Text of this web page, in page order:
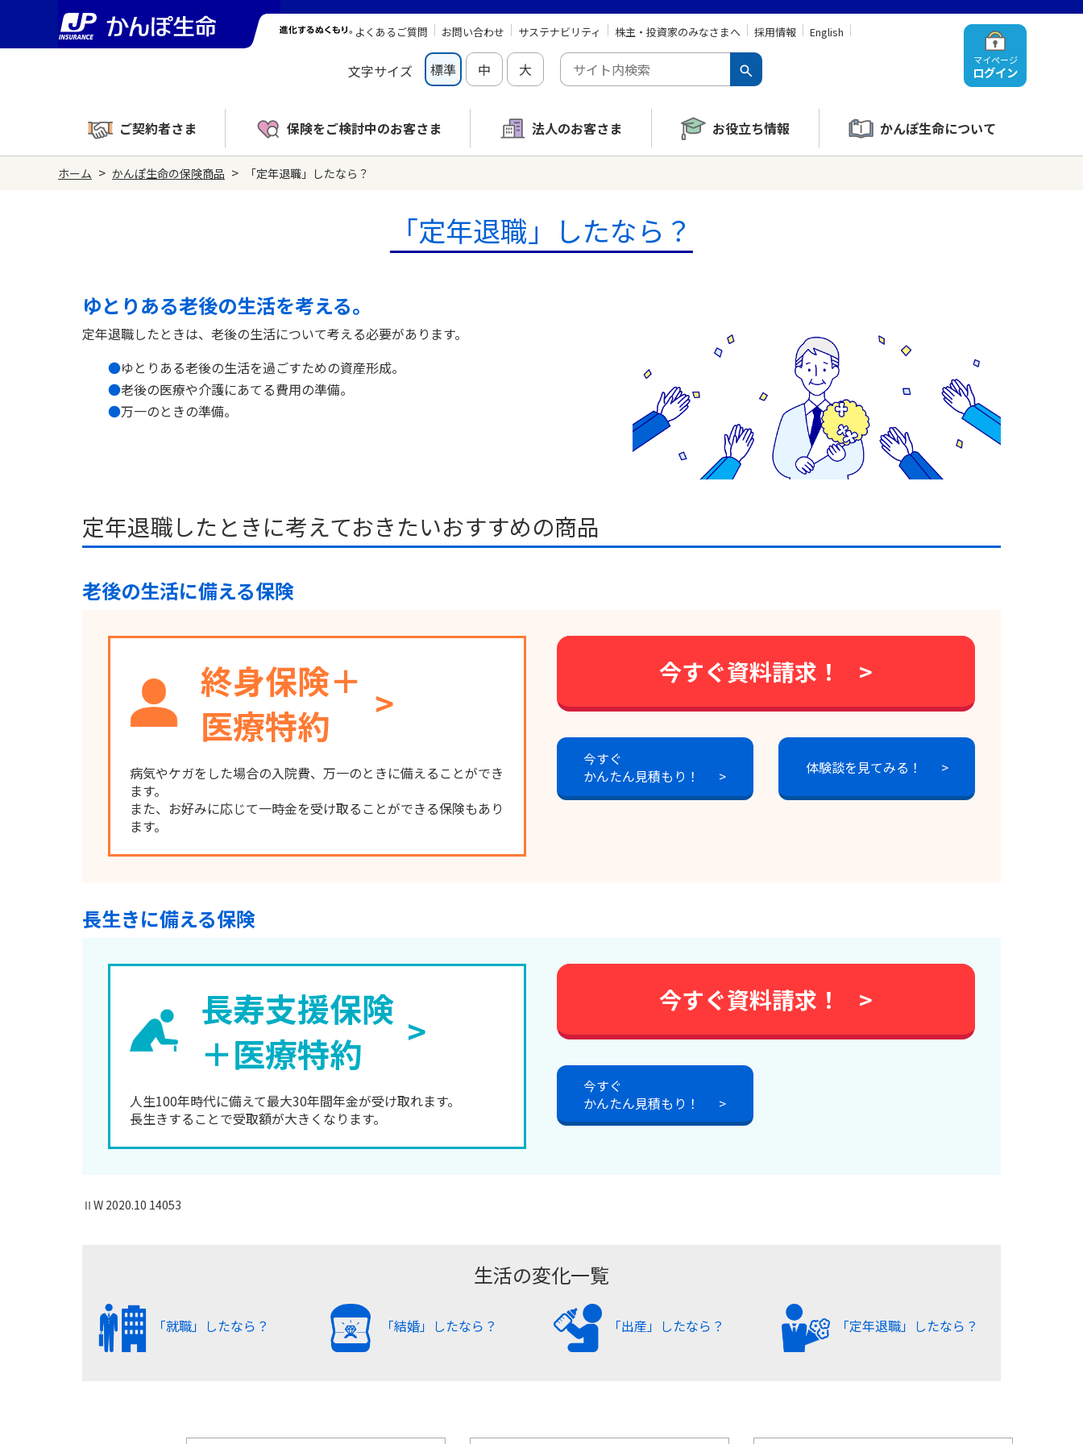
マイページ
ログイン
よくあるご質問 お問い合わせ サステナビリティ 株主・投資家のみなさまへ 採用情報 English
文字サイズ 標準 中 大
ご契約者さま 保険をご検討中のお客さま 法人のお客さま お役立ち情報 かんぽ生命について
ホーム > かんぽ生命の保険商品 > 「定年退職」したなら？
「定年退職」したなら？
ゆとりある老後の生活を考える。
定年退職したときは、老後の生活について考える必要があります。
ゆとりある老後の生活を過ごすための資産形成。
老後の医療や介護にあてる費用の準備。
万一のときの準備。
定年退職したときに考えておきたいおすすめの商品
老後の生活に備える保険
終身保険＋
医療特約
>
病気やケガをした場合の入院費、万一のときに備えることができ
ます。
また、お好みに応じて一時金を受け取ることができる保険もあり
ます。
今すぐ資料請求！ >
今すぐ
かんたん見積もり！
> 体験談を見てみる！ >
長生きに備える保険
長寿支援保険
＋医療特約 >
人生100年時代に備えて最大30年間年金が受け取れます。
長生きすることで受取額が大きくなります。
今すぐ資料請求！ >
今すぐ
かんたん見積もり！
>
ⅡW 2020.10 14053
生活の変化一覧
「就職」したなら？ 「結婚」したなら？ 「出産」したなら？ 「定年退職」したなら？